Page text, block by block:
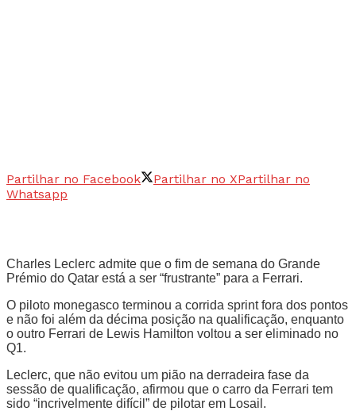
Partilhar no Facebook Partilhar no XPartilhar no
Whatsapp
Charles Leclerc admite que o fim de semana do Grande
Prémio do Qatar está a ser “frustrante” para a Ferrari.
O piloto monegasco terminou a corrida sprint fora dos pontos
e não foi além da décima posição na qualificação, enquanto
o outro Ferrari de Lewis Hamilton voltou a ser eliminado no
Q1.
Leclerc, que não evitou um pião na derradeira fase da
sessão de qualificação, afirmou que o carro da Ferrari tem
sido “incrivelmente difícil” de pilotar em Losail.